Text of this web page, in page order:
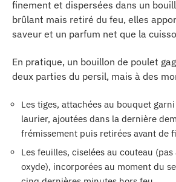
finement et dispersées dans un
brûlant mais retiré du feu, elles
saveur et un parfum net que la
En pratique, un bouillon de poulet
deux parties du persil, mais à des
Les tiges, attachées au bouquet
laurier, ajoutées dans la dernière
frémissement puis retirées avant de
Les feuilles, ciselées au couteau
oxyde), incorporées au moment du